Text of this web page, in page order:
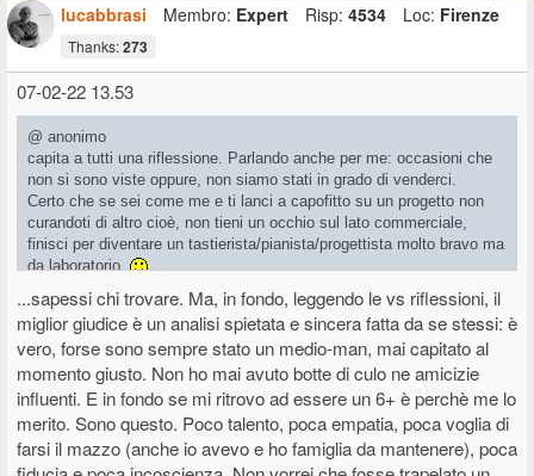
lucabbrasi
Membro: Expert Risp: 4534 Loc: Firenze
Thanks:273
07-02-22 13.53
@ anonimo
capita a tutti una riflessione. Parlando anche per me: occasioni che
non si sono viste oppure, non siamo stati in grado di venderci.
Certo che se sei come me e ti lanci a capofitto su un progetto non
curandoti di altro cioè, non tieni un occhio sul lato commerciale,
finisci per diventare un tastierista/pianista/progettista molto bravo ma
da laboratorio.
Se uno è bravo ed ha i numeri cioè, sa di averli, deve trovare
qualcuno che lo lancia, fare tutto da soli è impossibile. Un mio
software aveva avuto un discreto successo perchè c'erano dietro i
commerciali che lavoravano per me.
...sapessi chi trovare. Ma, in fondo, leggendo le vs riflessioni, il
miglior giudice è un analisi spietata e sincera fatta da se stessi: è
vero, forse sono sempre stato un medio-man, mai capitato al
momento giusto. Non ho mai avuto botte di culo ne amicizie
influenti. E in fondo se mi ritrovo ad essere un 6+ è perchè me lo
merito. Sono questo. Poco talento, poca empatia, poca voglia di
farsi il mazzo (anche io avevo e ho famiglia da mantenere), poca